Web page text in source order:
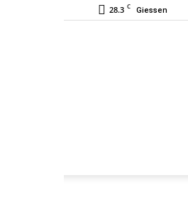
28.3 C Giessen